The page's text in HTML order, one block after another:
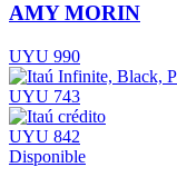
AMY MORIN
UYU 990
UYU 743
UYU 842
Disponible